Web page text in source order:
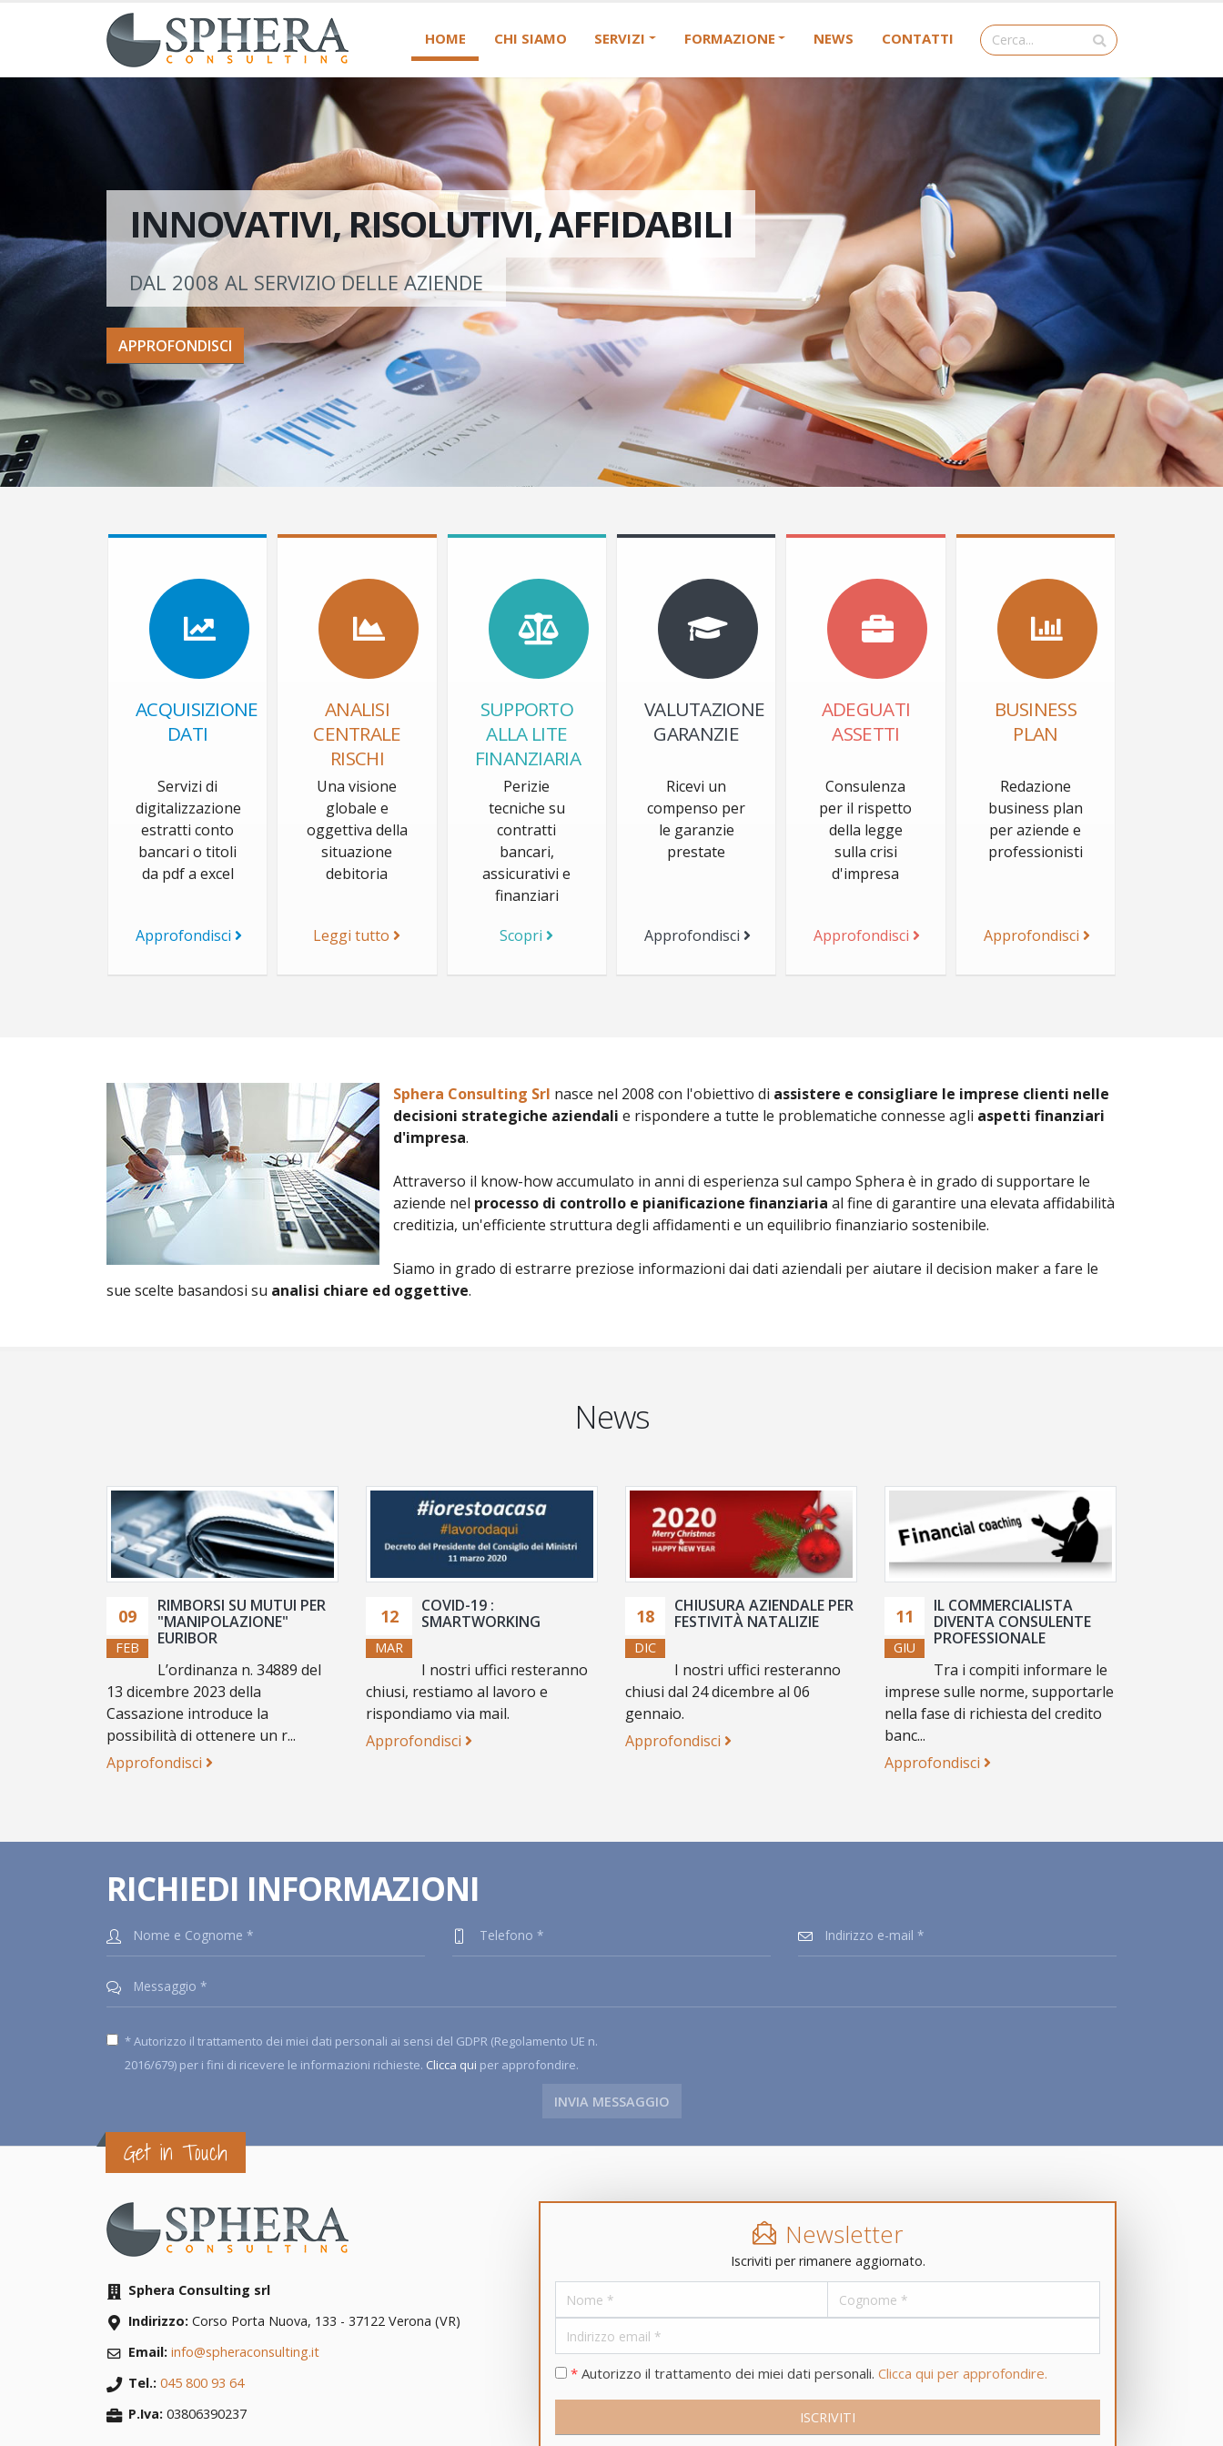
HOME CHI SIAMO SERVIZI FORMAZIONE NEWS CONTATTI
INNOVATIVI, RISOLUTIVI, AFFIDABILI
DAL 2008 AL SERVIZIO DELLE AZIENDE
APPROFONDISCI
ACQUISIZIONE
DATI
Servizi di
digitalizzazione
estratti conto
bancari o titoli
da pdf a excel
Approfondisci
ANALISI
CENTRALE
RISCHI
Una visione
globale e
oggettiva della
situazione
debitoria
Leggi tutto
SUPPORTO
ALLA LITE
FINANZIARIA
Perizie
tecniche su
contratti
bancari,
assicurativi e
finanziari
Scopri
VALUTAZIONE
GARANZIE
Ricevi un
compenso per
le garanzie
prestate
Approfondisci
ADEGUATI
ASSETTI
Consulenza
per il rispetto
della legge
sulla crisi
d'impresa
Approfondisci
BUSINESS
PLAN
Redazione
business plan
per aziende e
professionisti
Approfondisci
Sphera Consulting Srl nasce nel 2008 con l'obiettivo di assistere e consigliare le imprese clienti nelle
decisioni strategiche aziendali e rispondere a tutte le problematiche connesse agli aspetti finanziari
d'impresa.
Attraverso il know-how accumulato in anni di esperienza sul campo Sphera è in grado di supportare le
aziende nel processo di controllo e pianificazione finanziaria al fine di garantire una elevata affidabilità
creditizia, un'efficiente struttura degli affidamenti e un equilibrio finanziario sostenibile.
Siamo in grado di estrarre preziose informazioni dai dati aziendali per aiutare il decision maker a fare le
sue scelte basandosi su analisi chiare ed oggettive.
News
09
FEB
RIMBORSI SU MUTUI PER
"MANIPOLAZIONE"
EURIBOR
L’ordinanza n. 34889 del
13 dicembre 2023 della
Cassazione introduce la
possibilità di ottenere un r...
Approfondisci
12
MAR
COVID-19 :
SMARTWORKING
I nostri uffici resteranno
chiusi, restiamo al lavoro e
rispondiamo via mail.
Approfondisci
18
DIC
CHIUSURA AZIENDALE PER
FESTIVITÀ NATALIZIE
I nostri uffici resteranno
chiusi dal 24 dicembre al 06
gennaio.
Approfondisci
11
GIU
IL COMMERCIALISTA
DIVENTA CONSULENTE
PROFESSIONALE
Tra i compiti informare le
imprese sulle norme, supportarle
nella fase di richiesta del credito
banc...
Approfondisci
RICHIEDI INFORMAZIONI
* Autorizzo il trattamento dei miei dati personali ai sensi del GDPR (Regolamento UE n.
2016/679) per i fini di ricevere le informazioni richieste. Clicca qui per approfondire.
Get in Touch
Sphera Consulting srl
Indirizzo: Corso Porta Nuova, 133 - 37122 Verona (VR)
Email: info@spheraconsulting.it
Tel.: 045 800 93 64
P.Iva: 03806390237
Newsletter
Iscriviti per rimanere aggiornato.
* Autorizzo il trattamento dei miei dati personali. Clicca qui per approfondire.